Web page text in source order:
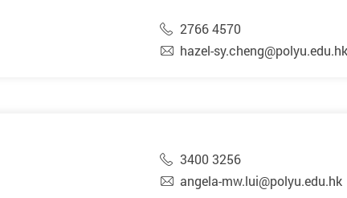
2766 4570
hazel-sy.cheng@polyu.edu.hk
3400 3256
angela-mw.lui@polyu.edu.hk